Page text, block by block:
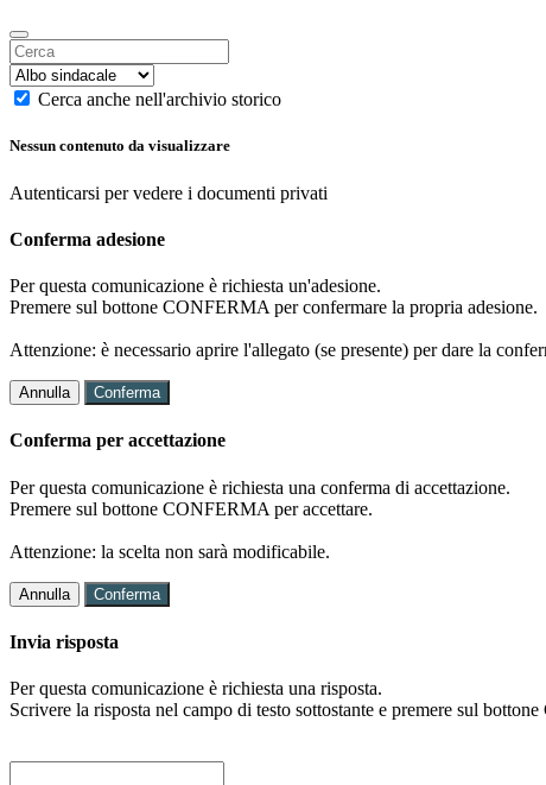
Cerca anche nell'archivio storico
Nessun contenuto da visualizzare
Autenticarsi per vedere i documenti privati
Conferma adesione
Per questa comunicazione è richiesta un'adesione.
Premere sul bottone CONFERMA per confermare la propria adesione.
Attenzione: è necessario aprire l'allegato (se presente) per dare la
Annulla Conferma
Conferma per accettazione
Per questa comunicazione è richiesta una conferma di accettazione.
Premere sul bottone CONFERMA per accettare.
Attenzione: la scelta non sarà modificabile.
Annulla Conferma
Invia risposta
Per questa comunicazione è richiesta una risposta.
Scrivere la risposta nel campo di testo sottostante e premere sul